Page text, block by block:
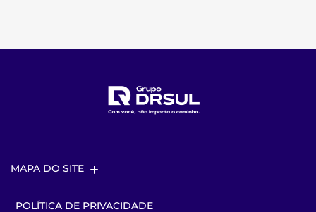
MAPA DO SITE
POLÍTICA DE PRIVACIDADE